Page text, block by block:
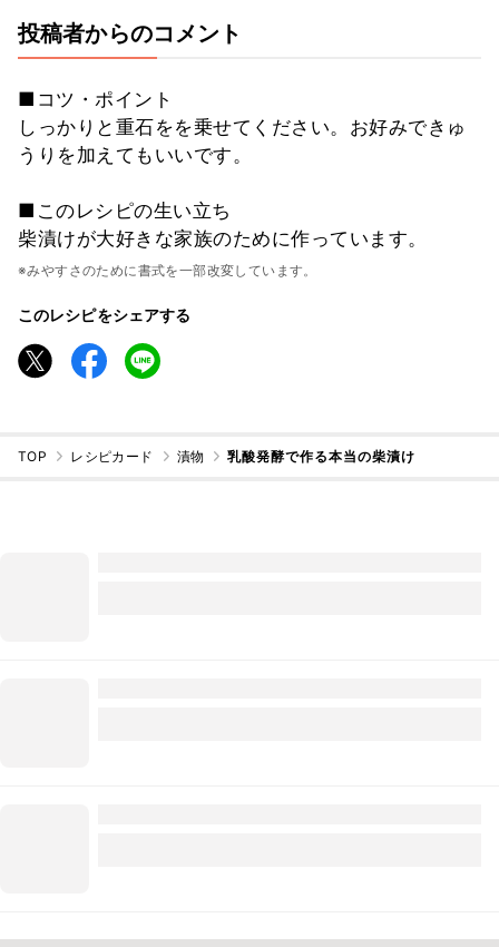
投稿者からのコメント
■コツ・ポイント
しっかりと重石をを乗せてください。お好みできゅ
うりを加えてもいいです。
■このレシピの生い立ち
柴漬けが大好きな家族のために作っています。
※みやすさのために書式を一部改変しています。
このレシピをシェアする
TOP レシピカード 漬物 乳酸発酵で作る本当の柴漬け